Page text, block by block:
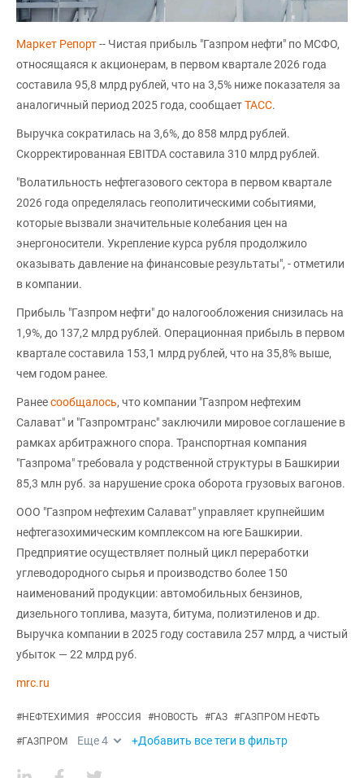
Маркет Репорт-- Чистая прибыль "Газпром нефти" по МСФО,
относящаяся к акционерам, в первом квартале 2026 года
составила 95,8 млрд рублей, что на 3,5% ниже показателя за
аналогичный период 2025 года, сообщаетТАСС.
Выручка сократилась на 3,6%, до 858 млрд рублей.
Скорректированная EBITDA составила 310 млрд рублей.
"Волатильность нефтегазового сектора в первом квартале
2026 года определялась геополитическими событиями,
которые вызвали значительные колебания цен на
энергоносители. Укрепление курса рубля продолжило
оказывать давление на финансовые результаты", - отметили
в компании.
Прибыль "Газпром нефти" до налогообложения снизилась на
1,9%, до 137,2 млрд рублей. Операционная прибыль в первом
квартале составила 153,1 млрд рублей, что на 35,8% выше,
чем годом ранее.
Ранеесообщалось, что компании "Газпром нефтехим
Салават" и "Газпромтранс" заключили мировое соглашение в
рамках арбитражного спора. Транспортная компания
"Газпрома" требовала у родственной структуры в Башкирии
85,3 млн руб. за нарушение срока оборота грузовых вагонов.
ООО "Газпром нефтехим Салават" управляет крупнейшим
нефтегазохимическим комплексом на юге Башкирии.
Предприятие осуществляет полный цикл переработки
углеводородного сырья и производство более 150
наименований продукции: автомобильных бензинов,
дизельного топлива, мазута, битума, полиэтиленов и др.
Выручка компании в 2025 году составила 257 млрд, а чистый
убыток — 22 млрд руб.
mrc.ru
#НЕФТЕХИМИЯ #РОССИЯ #НОВОСТЬ #ГАЗ #ГАЗПРОМ НЕФТЬ
#ГАЗПРОМ Еще4 +Добавить все теги в фильтр